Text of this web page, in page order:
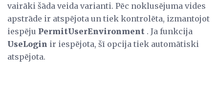
vairāki šāda veida varianti. Pēc noklusējuma vides
apstrāde ir atspējota un tiek kontrolēta, izmantojot
iespēju PermitUserEnvironment . Ja funkcija
UseLogin ir iespējota, šī opcija tiek automātiski
atspējota.